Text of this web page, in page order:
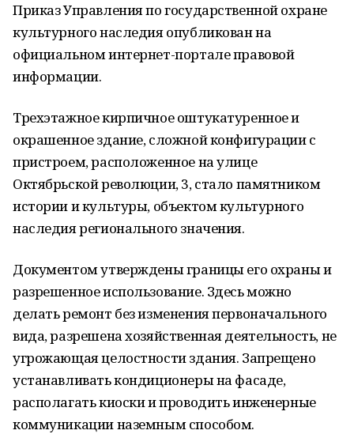
Приказ Управления по государственной охране
культурного наследия опубликован на
официальном интернет-портале правовой
информации.
Трехэтажное кирпичное оштукатуренное и
окрашенное здание, сложной конфигурации с
пристроем, расположенное на улице
Октябрьской революции, 3, стало памятником
истории и культуры, объектом культурного
наследия регионального значения.
Документом утверждены границы его охраны и
разрешенное использование. Здесь можно
делать ремонт без изменения первоначального
вида, разрешена хозяйственная деятельность, не
угрожающая целостности здания. Запрещено
устанавливать кондиционеры на фасаде,
располагать киоски и проводить инженерные
коммуникации наземным способом.